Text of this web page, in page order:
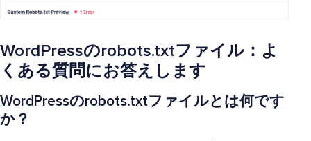
WordPressのrobots.txtファイル：よ
くある質問にお答えします
WordPressのrobots.txtファイルとは何です
か？